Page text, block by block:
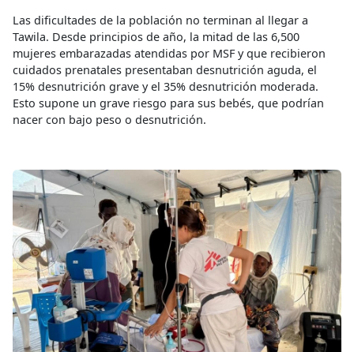
Las dificultades de la población no terminan al llegar a
Tawila. Desde principios de año, la mitad de las 6,500
mujeres embarazadas atendidas por MSF y que recibieron
cuidados prenatales presentaban desnutrición aguda, el
15% desnutrición grave y el 35% desnutrición moderada.
Esto supone un grave riesgo para sus bebés, que podrían
nacer con bajo peso o desnutrición.